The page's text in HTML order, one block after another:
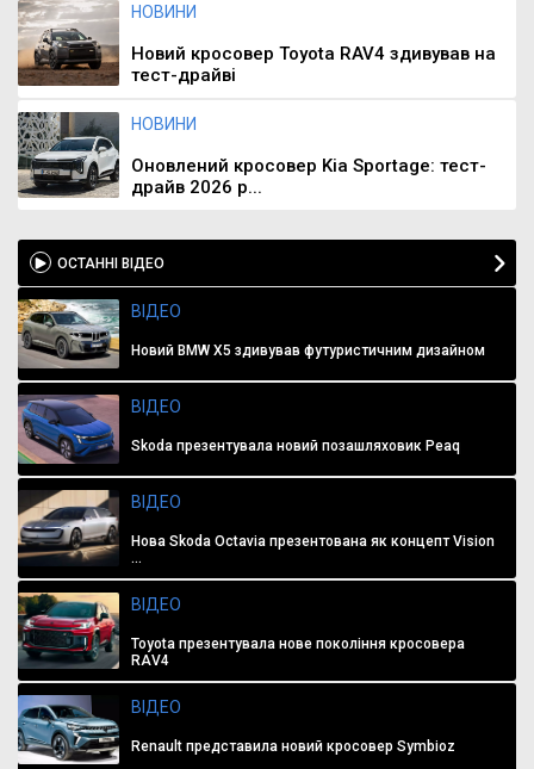
НОВИНИ
Новий кросовер Toyota RAV4 здивував на
тест-драйві
НОВИНИ
Оновлений кросовер Kia Sportage: тест-
драйв 2026 р...
ОСТАННІ ВІДЕО
ВІДЕО
Новий BMW X5 здивував футуристичним дизайном
ВІДЕО
Skoda презентувала новий позашляховик Peaq
ВІДЕО
Нова Skoda Octavia презентована як концепт Vision
...
ВІДЕО
Toyota презентувала нове покоління кросовера
RAV4
ВІДЕО
Renault представила новий кросовер Symbioz